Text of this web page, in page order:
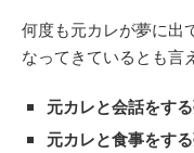
何度も元カレが夢に出
なってきているとも言
元カレと会話をす
元カレと食事をす